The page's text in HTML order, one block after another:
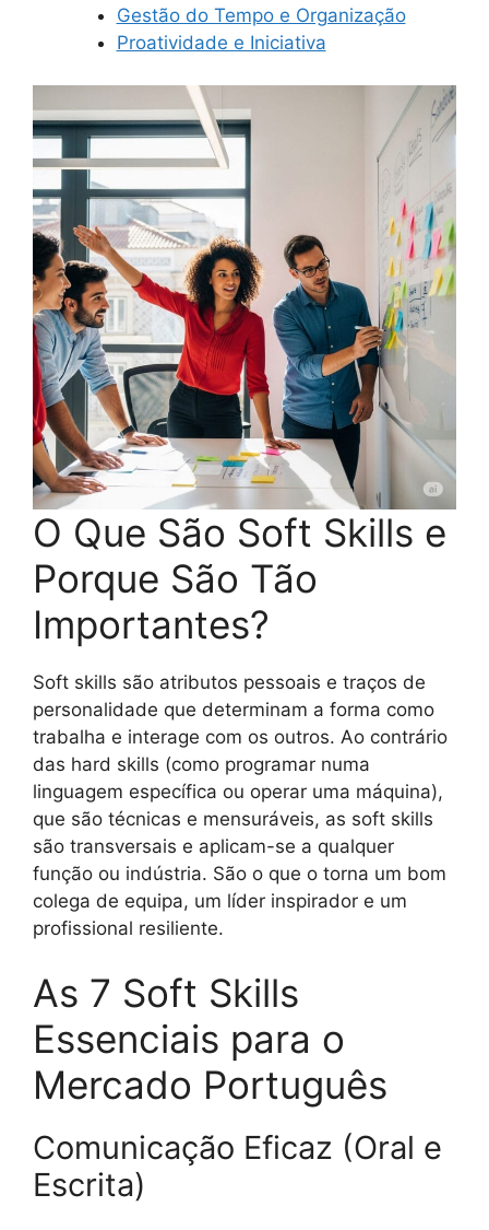
Gestão do Tempo e Organização
Proatividade e Iniciativa
O Que São Soft Skills e
Porque São Tão
Importantes?
Soft skills são atributos pessoais e traços de
personalidade que determinam a forma como
trabalha e interage com os outros. Ao contrário
das hard skills (como programar numa
linguagem específica ou operar uma máquina),
que são técnicas e mensuráveis, as soft skills
são transversais e aplicam-se a qualquer
função ou indústria. São o que o torna um bom
colega de equipa, um líder inspirador e um
profissional resiliente.
As 7 Soft Skills
Essenciais para o
Mercado Português
Comunicação Eficaz (Oral e
Escrita)